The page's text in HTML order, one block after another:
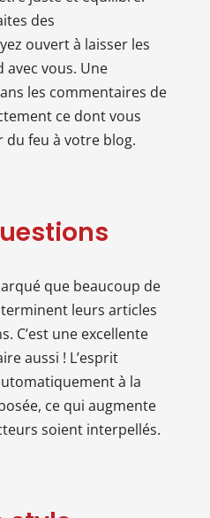
des
ouvert à laisser les
vous. Une
les commentaires de
ce dont vous
feu à votre blog.
que beaucoup de
leurs articles
C’est une excellente
aussi ! L’esprit
à la
ce qui augmente
soient interpellés.